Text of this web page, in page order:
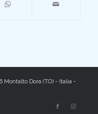
Montalto Dora (TO) - Italia -